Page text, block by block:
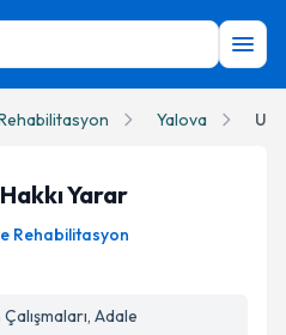
Yalova
Yarar
Rehabilitasyon
Adale